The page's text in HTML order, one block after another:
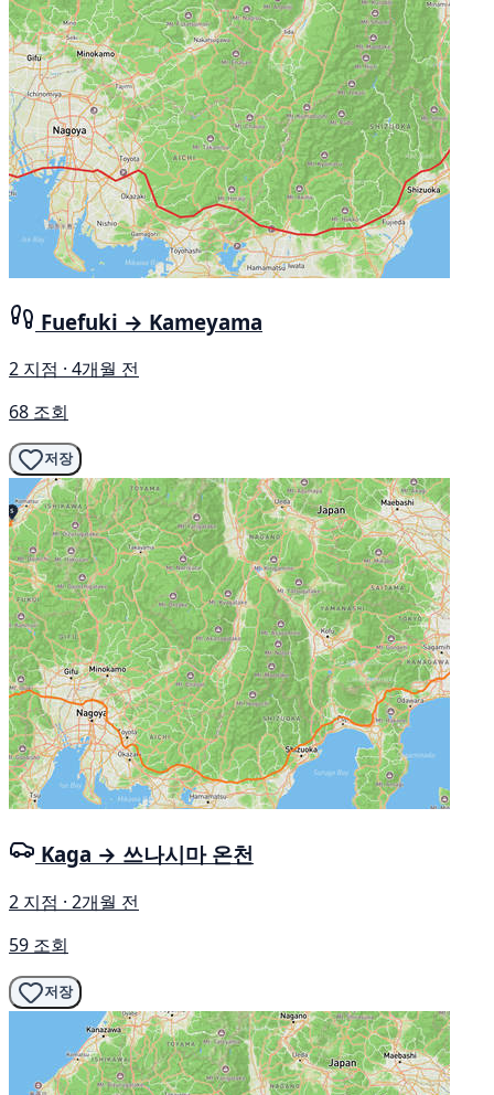
Fuefuki → Kameyama
2 지점 · 4개월 전
68 조회
저장
Kaga → 쓰나시마 온천
2 지점 · 2개월 전
59 조회
저장